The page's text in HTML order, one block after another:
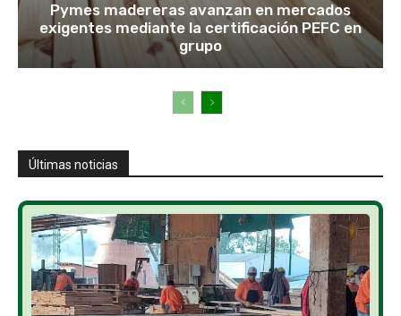
Pymes madereras avanzan en mercados
exigentes mediante la certificación PEFC en
grupo
Últimas noticias